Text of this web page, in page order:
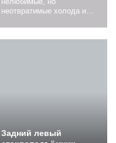
неотвратимые холода и
морозным утром, заводя
Ховроньюшку, заметил
Задний левый